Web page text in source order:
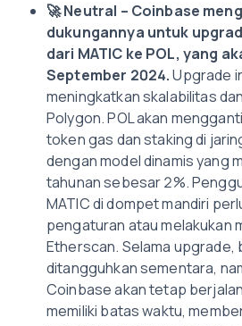
🚀Neutral – Coinbase
dukungannya untuk
dari MATIC ke POL, yang
September 2024.Upgrade
meningkatkan skalabilitas
Polygon. POL akan
token gas dan staking di
dengan model dinamis yang
tahunan sebesar 2%.
MATIC di dompet mandiri
pengaturan atau melakukan
Etherscan. Selama
ditangguhkan sementara,
Coinbase akan tetap
memiliki batas waktu,